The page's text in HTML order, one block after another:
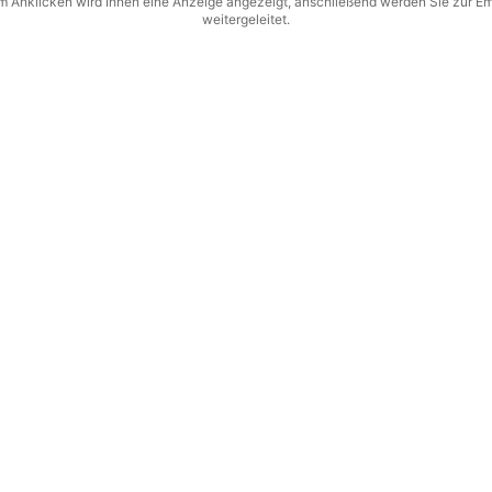
weitergeleitet.